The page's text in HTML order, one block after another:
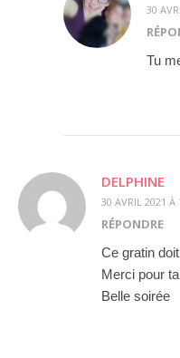
30
Tu
DELPHINE
30 AVRIL 2021 À
RÉPONDRE
Ce gratin
Merci pour
Belle soirée